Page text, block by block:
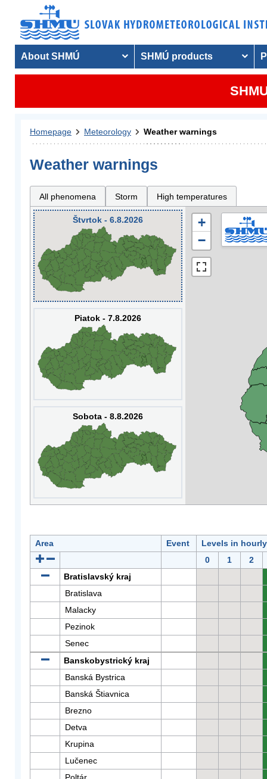
About SHMÚ SHMÚ products
Homepage Meteorology Weather warnings
Weather warnings
All phenomena Storm High temperatures
Štvrtok - 6.8.2026
Piatok - 7.8.2026
Sobota - 8.8.2026
+
−
Area Event
Levels in
0
1
2
Bratislavský kraj
Bratislava
Malacky
Pezinok
Senec
Banskobystrický kraj
Banská Bystrica
Banská Štiavnica
Brezno
Detva
Krupina
Lučenec